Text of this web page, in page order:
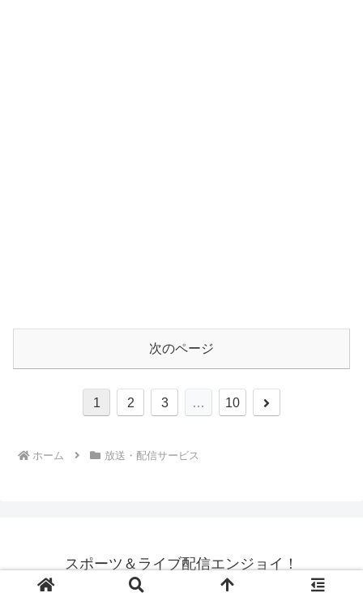
次のページ
1 2 3 … 10
次
ホーム 放送・配信サービス
スポーツ＆ライブ配信エンジョイ！
© 2024 スポーツ＆ライブ配信エンジョイ！.